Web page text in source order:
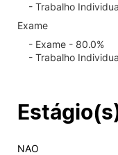
- Trabalho
Exame
- Exame - 80.0%
- Trabalho
NAO